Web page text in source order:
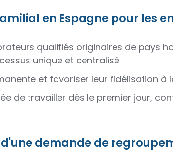
en Espagne pour les
qualifiés originaires de pays
unique et centralisé
et favoriser leur fidélisation à
de travailler dès le premier jour,
demande de